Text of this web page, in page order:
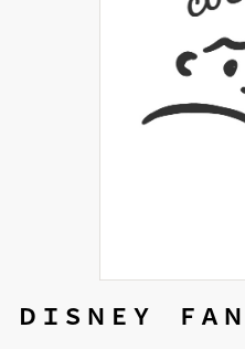
ＤＩＳＮＥＹ ＦＡ